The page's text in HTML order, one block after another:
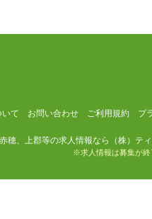
て お問い合わせ ご利用規約 プ
穂、上郡等の求人情報なら（株）テ
※求人情報は募集が終